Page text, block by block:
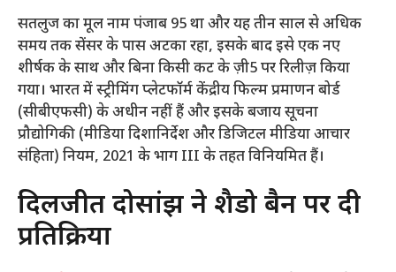
सतलुज का मूल नाम पंजाब 95 था और यह तीन साल से अधिक
समय तक सेंसर के पास अटका रहा, इसके बाद इसे एक नए
शीर्षक के साथ और बिना किसी कट के ज़ी5 पर रिलीज़ किया
गया। भारत में स्ट्रीमिंग प्लेटफॉर्म केंद्रीय फिल्म प्रमाणन बोर्ड
(सीबीएफसी) के अधीन नहीं हैं और इसके बजाय सूचना
प्रौद्योगिकी (मीडिया दिशानिर्देश और डिजिटल मीडिया आचार
संहिता) नियम, 2021 के भाग III के तहत विनियमित हैं।
दिलजीत दोसांझ ने शैडो बैन पर दी
प्रतिक्रिया